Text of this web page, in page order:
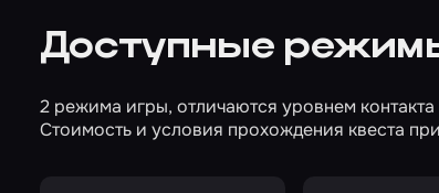
Доступные
2 режима игры, отличаются уровнем контакта
Стоимость и условия прохождения квеста